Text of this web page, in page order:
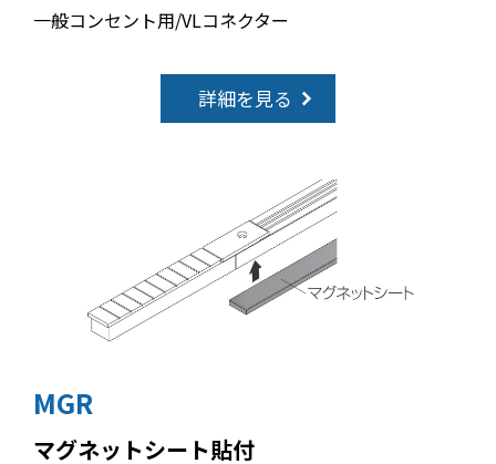
一般コンセント用/VLコネクター
詳細を見る
MGR
マグネットシート貼付